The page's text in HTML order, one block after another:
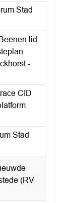
Stad
lid
-
CID
Stad
(RV